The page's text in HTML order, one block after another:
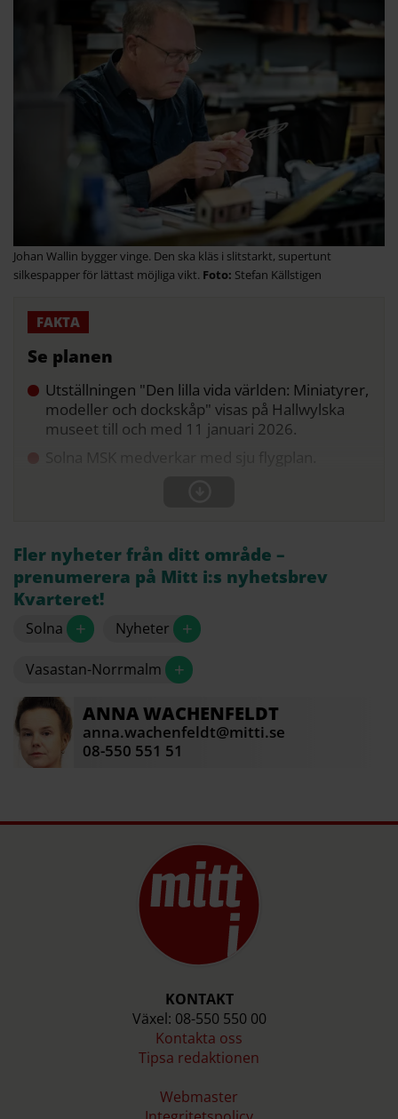
Johan Wallin bygger vinge. Den ska kläs i slitstarkt, supertunt
silkespapper för lättast möjliga vikt.
Stefan Källstigen
Se planen
Utställningen "Den lilla vida världen: Miniatyrer,
modeller och dockskåp" visas på Hallwylska
museet till och med 11 januari 2026.
Solna MSK medverkar med sju flygplan.
Fler nyheter från ditt område –
prenumerera på Mitt i:s nyhetsbrev
Kvarteret!
Solna + Nyheter +
Vasastan-Norrmalm +
ANNAWACHENFELDT
anna.wachenfeldt@mitti.se
08-550 551 51
KONTAKT
Växel: 08-550 550 00
Kontakta oss
Tipsa redaktionen
Webmaster